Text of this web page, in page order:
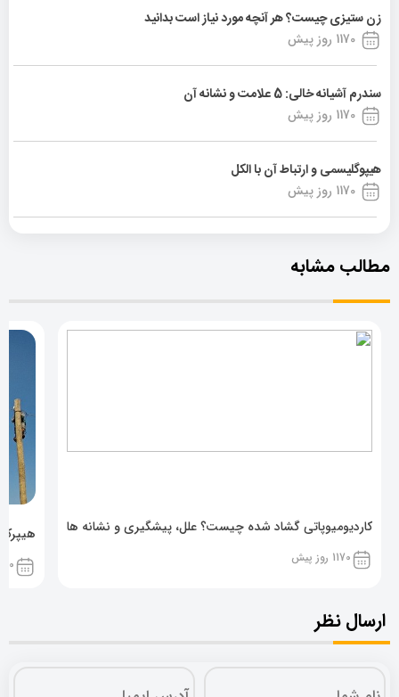
زن ستیزی چیست؟ هر آنچه مورد نیاز است بدانید
1170 روز پیش
سندرم آشیانه خالی: 5 علامت و نشانه آن
1170 روز پیش
هیپوگلیسمی و ارتباط آن با الکل
1170 روز پیش
مطالب مشابه
کاردیومیوپاتی گشاد شده چیست؟ علل، پیشگیری و نشانه ها
1170 روز پیش 1170
ارسال نظر